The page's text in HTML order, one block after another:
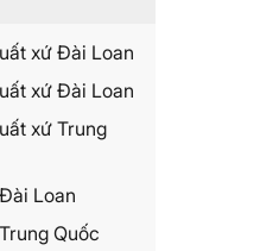
xứ Đài Loan
xứ Đài Loan
xứ Trung
Loan
Quốc